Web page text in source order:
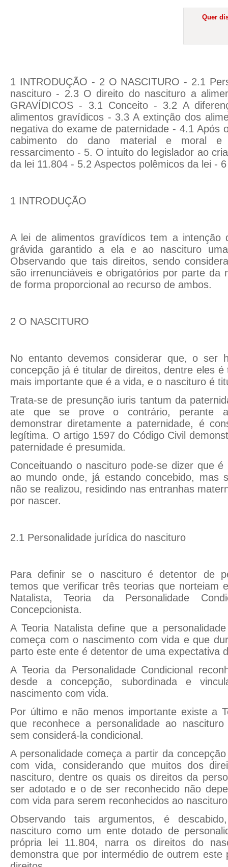
Quer
1 INTRODUÇÃO - 2 O NASCITURO - 2.1
nascituro - 2.3 O direito do nascituro a
GRAVÍDICOS - 3.1 Conceito - 3.2 A
alimentos gravídicos - 3.3 A extinção dos
negativa do exame de paternidade - 4.1 Após
cabimento do dano material e moral e
ressarcimento - 5. O intuito do legislador ao
da lei 11.804 - 5.2 Aspectos polêmicos da lei -
1 INTRODUÇÃO
A lei de alimentos gravídicos tem a intenção
grávida garantido a ela e ao nascituro
Observando que tais direitos, sendo
são irrenunciáveis e obrigatórios por parte da
de forma proporcional ao recurso de ambos.
2 O NASCITURO
No entanto devemos considerar que, o ser
concepção já é titular de direitos, dentre eles
mais importante que é a vida, e o nascituro é
Trata-se de presunção iuris tantum da
ate que se prove o contrário, perante a
demonstrar diretamente a paternidade, é
legítima. O artigo 1597 do Código Civil
paternidade é presumida.
Conceituando o nascituro pode-se dizer que
ao mundo onde, já estando concebido, mas
não se realizou, residindo nas entranhas
por nascer.
2.1 Personalidade jurídica do nascituro
Para definir se o nascituro é detentor de
temos que verificar três teorias que norteiam
Natalista, Teoria da Personalidade
Concepcionista.
A Teoria Natalista define que a
começa com o nascimento com vida e que
parto este ente é detentor de uma expectativa
A Teoria da Personalidade Condicional
desde a concepção, subordinada e
nascimento com vida.
Por último e não menos importante existe a
que reconhece a personalidade ao
sem considerá-la condicional.
A personalidade começa a partir da
com vida, considerando que muitos dos
nascituro, dentre os quais os direitos da
ser adotado e o de ser reconhecido não
com vida para serem reconhecidos ao
Observando tais argumentos, é
nascituro como um ente dotado de
própria lei 11.804, narra os direitos do
demonstra que por intermédio de outrem este